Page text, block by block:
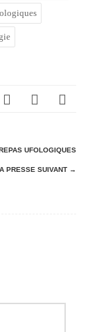
UFOLOGIQUES
PRESSE SUIVANT →